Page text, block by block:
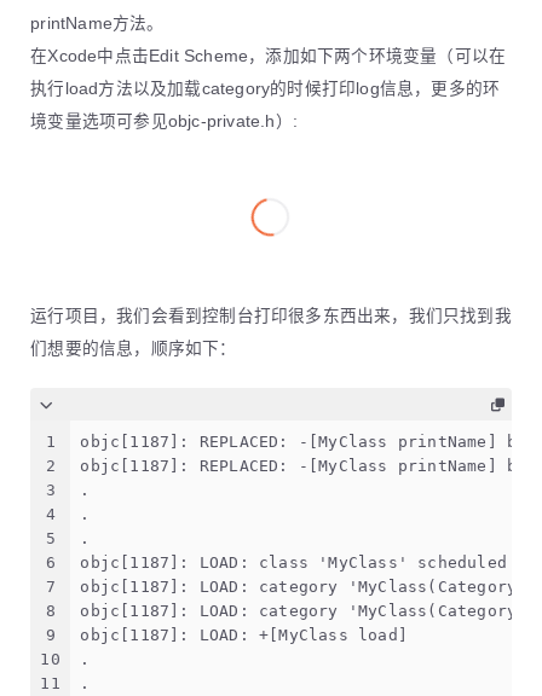
printName方法。
在Xcode中点击Edit Scheme，添加如下两个环境变量（可以在
执行load方法以及加载category的时候打印log信息，更多的环
境变量选项可参见objc-private.h）:
运行项目，我们会看到控制台打印很多东西出来，我们只找到我
们想要的信息，顺序如下：
1
2
3
4
5
6
7
8
9
10
11
objc[1187]: REPLACED: -[MyClass printName] by
objc[1187]: REPLACED: -[MyClass printName] by
.
.
.
objc[1187]: LOAD: class 'MyClass' scheduled
objc[1187]: LOAD: category
objc[1187]: LOAD: category
objc[1187]: LOAD: +[MyClass load]
.
.